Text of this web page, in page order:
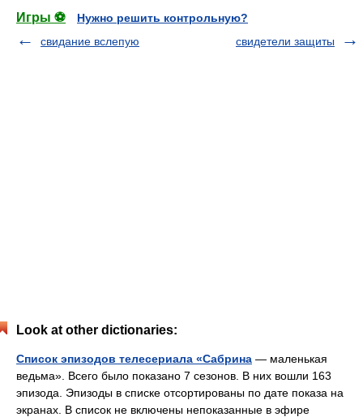
Игры ⚽
Нужно решить контрольную?
свидание вслепую
свидетели защиты
Look at other dictionaries:
Список эпизодов телесериала «Сабрина — маленькая
ведьма». Всего было показано 7 сезонов. В них вошли 163
эпизода. Эпизоды в списке отсортированы по дате показа на
экранах. В список не включены непоказанные в эфире